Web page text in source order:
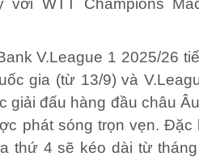
WTT Champions
V.League 1 2025/26
gia (từ 13/9) và
giải đấu hàng đầu châu
phát sóng trọn vẹn.
thứ 4 sẽ kéo dài từ